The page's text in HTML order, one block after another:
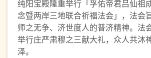
纯阳宝殿隆重举行「孚佑帝君吕仙祖
念暨两岸三地联合祈福法会」，法会
师之无争、济世度人的普济精神。法
举行庄严肃穆之三献大礼，众人共沐
泽。